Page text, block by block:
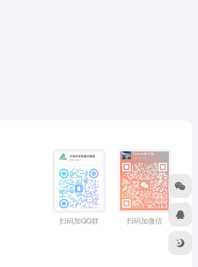
扫码加QQ群 扫码加微信